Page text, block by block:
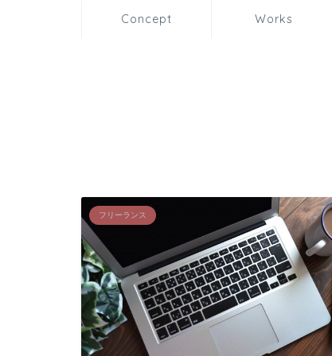
Concept Works
フリーランス